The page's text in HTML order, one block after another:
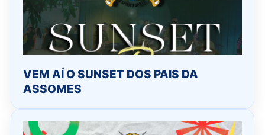
VEM AÍ O SUNSET DOS PAIS DA
ASSOMES